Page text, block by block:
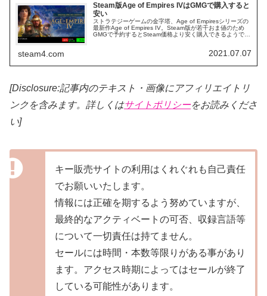
Steam版Age of Empires IVはGMGで購入すると
安い
ストラテジーゲームの金字塔、Age of Empiresシリーズの
最新作Age of Empires IV。Steam版が若干おま値のため
GMGで予約するとSteam価格より安く購入できるようで
steam4.com 2021.07.07
[Disclosure:記事内のテキスト・画像にアフィリエイトリ
ンクを含みます。詳しくはサイトポリシーをお読みくださ
い]
キー販売サイトの利用はくれぐれも自己責任
でお願いいたします。
情報には正確を期するよう努めていますが、
最終的なアクティベートの可否、収録言語等
について一切責任は持てません。
セールには時間・本数等限りがある事があり
ます。アクセス時期によってはセールが終了
している可能性があります。